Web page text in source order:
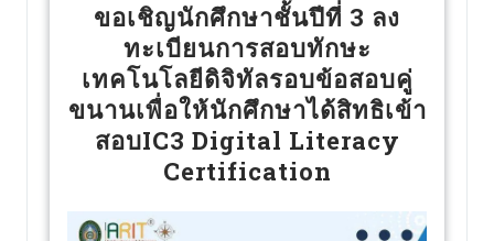
ขอเชิญนักศึกษาชั้นปีที่ 3 ลง
ทะเบียนการสอบทักษะ
เทคโนโลยีดิจิทัลรอบข้อสอบคู่
ขนานเพื่อให้นักศึกษาได้สิทธิเข้า
สอบIC3 Digital Literacy
Certification